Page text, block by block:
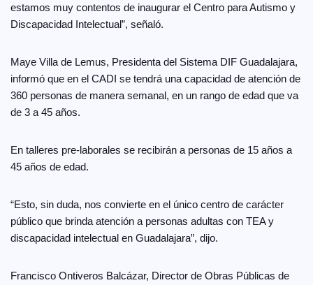
estamos muy contentos de inaugurar el Centro para Autismo y
Discapacidad Intelectual”, señaló.
Maye Villa de Lemus, Presidenta del Sistema DIF Guadalajara,
informó que en el CADI se tendrá una capacidad de atención de
360 personas de manera semanal, en un rango de edad que va
de 3 a 45 años.
En talleres pre-laborales se recibirán a personas de 15 años a
45 años de edad.
“Esto, sin duda, nos convierte en el único centro de carácter
público que brinda atención a personas adultas con TEA y
discapacidad intelectual en Guadalajara”, dijo.
Francisco Ontiveros Balcázar, Director de Obras Públicas de